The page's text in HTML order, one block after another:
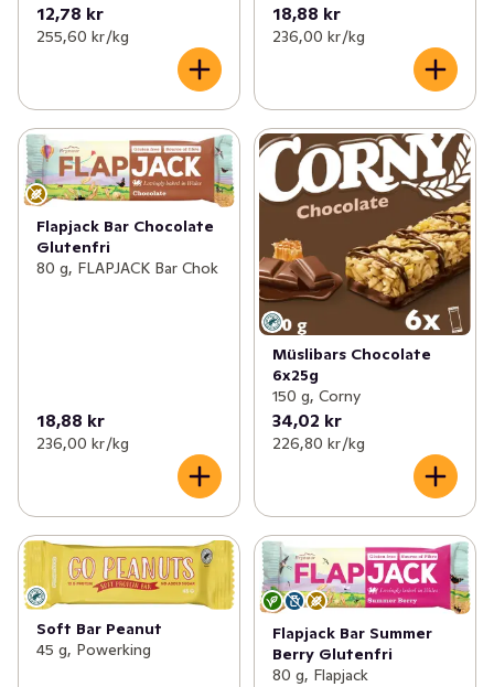
12,78 kr
255,60 kr /kg
18,88 kr
236,00 kr /kg
Flapjack Bar Chocolate
Glutenfri
80 g, FLAPJACK Bar Chok
18,88 kr
236,00 kr /kg
Müslibars Chocolate
6x25g
150 g, Corny
34,02 kr
226,80 kr /kg
Soft Bar Peanut
45 g, Powerking
Flapjack Bar Summer
Berry Glutenfri
80 g, Flapjack